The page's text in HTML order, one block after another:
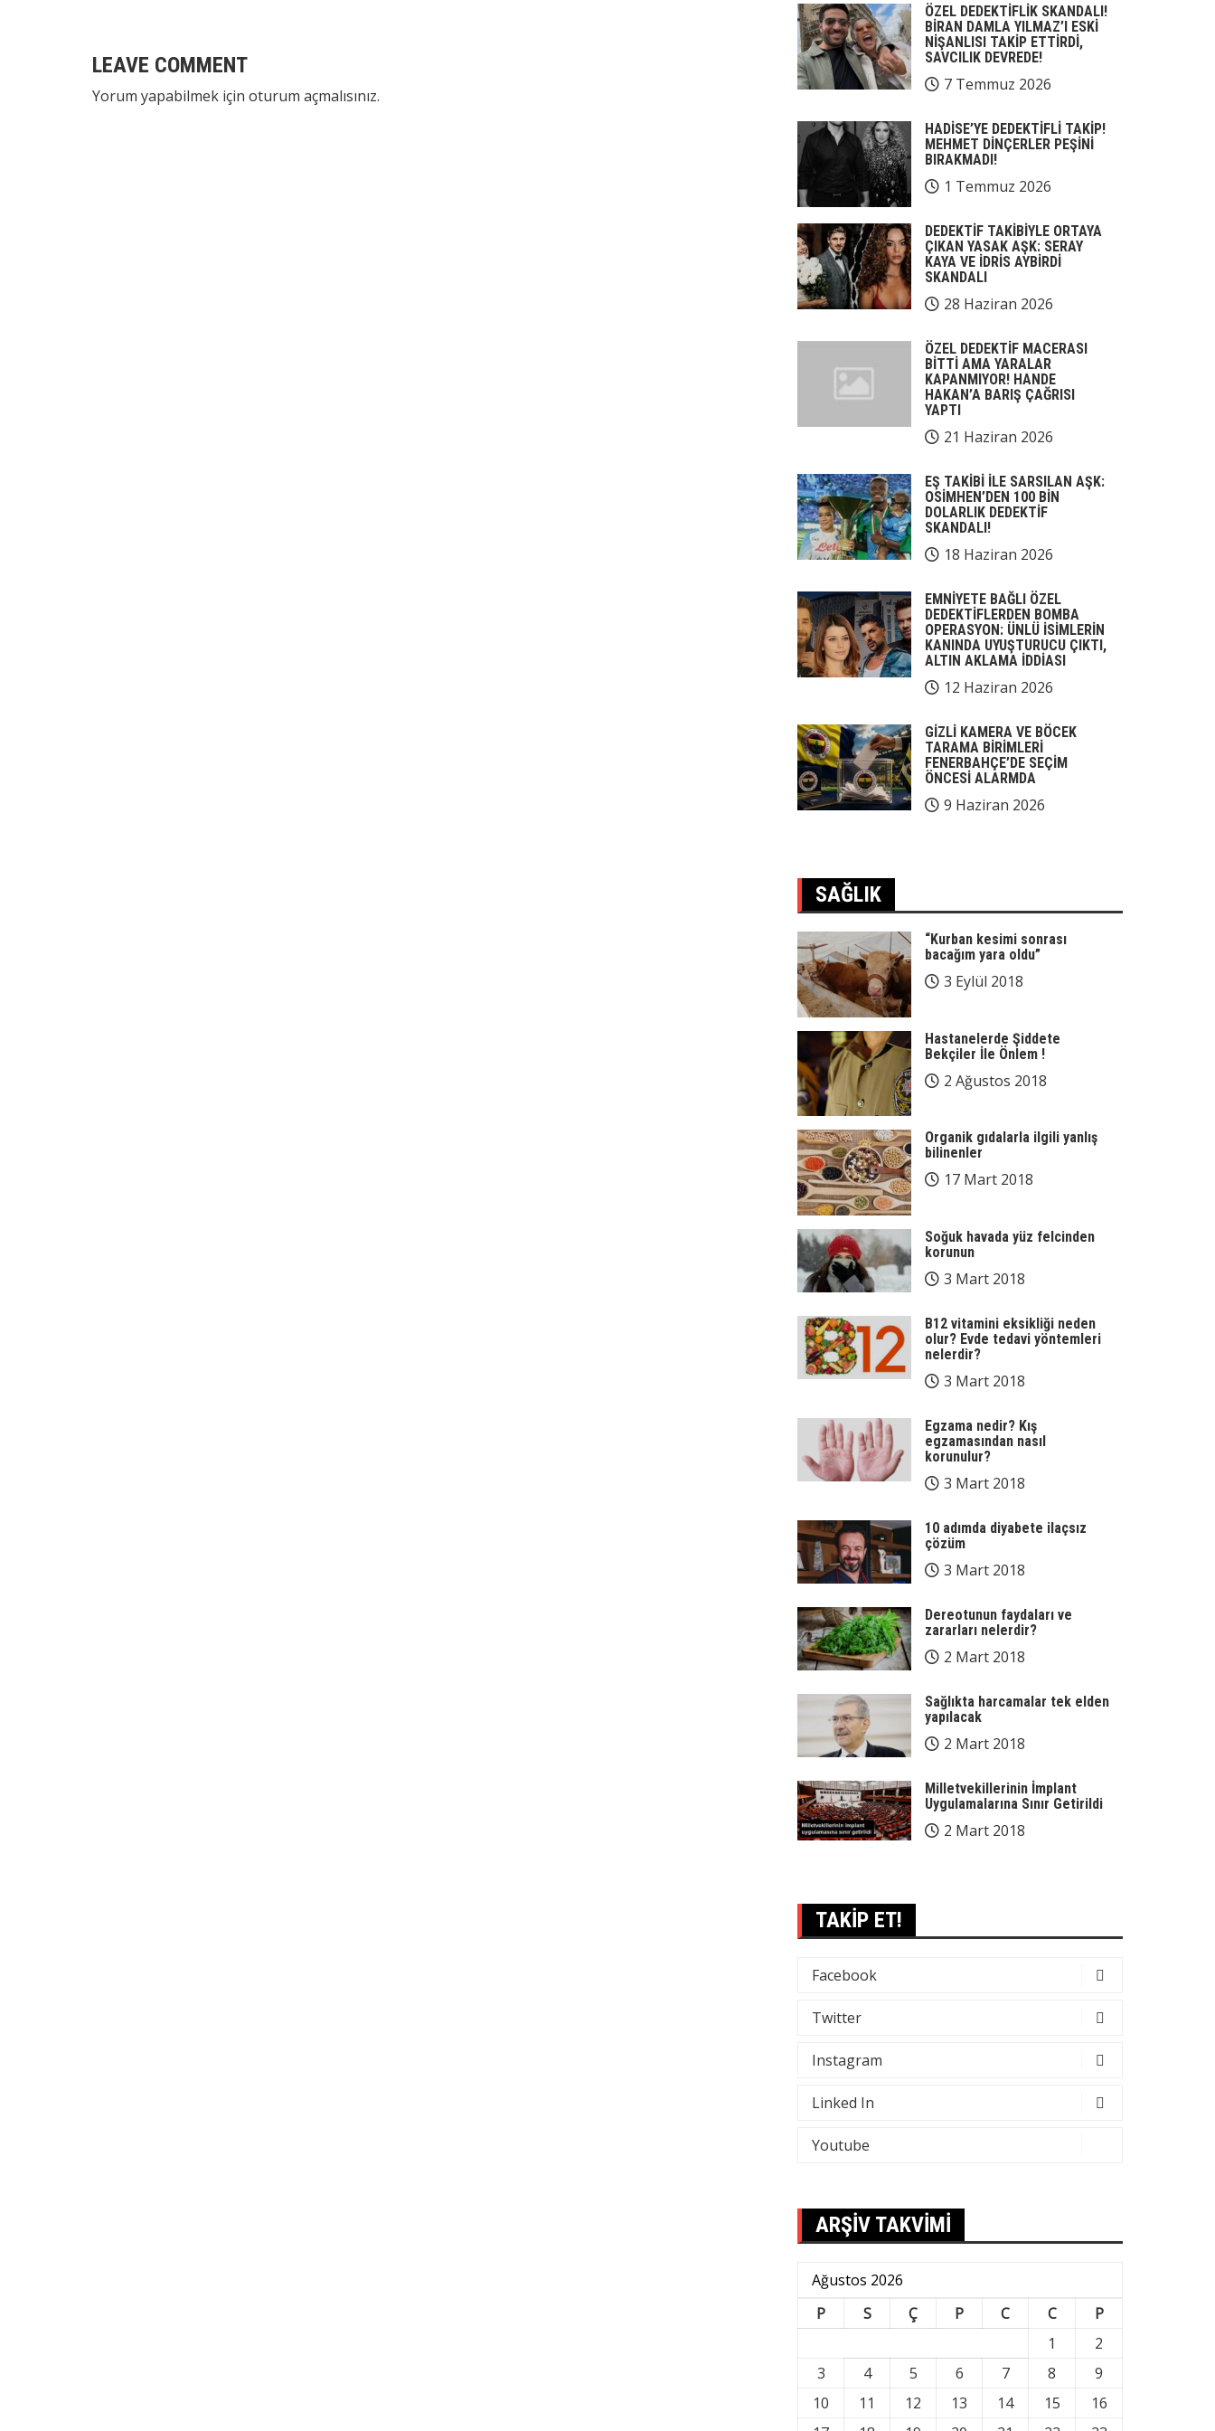
LEAVE COMMENT
Yorum yapabilmek için oturum açmalısınız.
ÖZEL DEDEKTİFLİK SKANDALI!
BİRAN DAMLA YILMAZ’I ESKİ
NİŞANLISI TAKİP ETTİRDİ,
SAVCILIK DEVREDE!
7 Temmuz 2026
HADİSE’YE DEDEKTİFLİ TAKİP!
MEHMET DİNÇERLER PEŞİNİ
BIRAKMADI!
1 Temmuz 2026
DEDEKTİF TAKİBİYLE ORTAYA
ÇIKAN YASAK AŞK: SERAY
KAYA VE İDRİS AYBİRDİ
SKANDALI
28 Haziran 2026
ÖZEL DEDEKTİF MACERASI
BİTTİ AMA YARALAR
KAPANMIYOR! HANDE
HAKAN’A BARIŞ ÇAĞRISI
YAPTI
21 Haziran 2026
EŞ TAKİBİ İLE SARSILAN AŞK:
OSİMHEN’DEN 100 BİN
DOLARLIK DEDEKTİF
SKANDALI!
18 Haziran 2026
EMNİYETE BAĞLI ÖZEL
DEDEKTİFLERDEN BOMBA
OPERASYON: ÜNLÜ İSİMLERİN
KANINDA UYUŞTURUCU ÇIKTI,
ALTIN AKLAMA İDDİASI
12 Haziran 2026
GİZLİ KAMERA VE BÖCEK
TARAMA BİRİMLERİ
FENERBAHÇE’DE SEÇİM
ÖNCESİ ALARMDA
9 Haziran 2026
SAĞLIK
“Kurban kesimi sonrası
bacağım yara oldu”
3 Eylül 2018
Hastanelerde Şiddete
Bekçiler İle Önlem !
2 Ağustos 2018
Organik gıdalarla ilgili yanlış
bilinenler
17 Mart 2018
Soğuk havada yüz felcinden
korunun
3 Mart 2018
B12 vitamini eksikliği neden
olur? Evde tedavi yöntemleri
nelerdir?
3 Mart 2018
Egzama nedir? Kış
egzamasından nasıl
korunulur?
3 Mart 2018
10 adımda diyabete ilaçsız
çözüm
3 Mart 2018
Dereotunun faydaları ve
zararları nelerdir?
2 Mart 2018
Sağlıkta harcamalar tek elden
yapılacak
2 Mart 2018
Milletvekillerinin İmplant
Uygulamalarına Sınır Getirildi
2 Mart 2018
TAKİP ET!
Facebook
Twitter
Instagram
Linked In
Youtube
ARŞİV TAKVİMİ
Ağustos 2026
P
S Ç P C C
P
1
2
3
4 5 6 7 8
9
10
11 12 13 14 15
16